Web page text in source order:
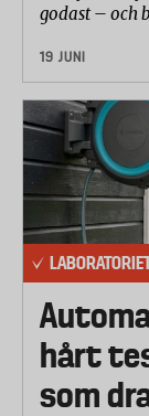
godast – och
19 JUNI
hårt
som